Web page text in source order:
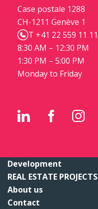
Case postale 1288
CH-1211 Genève 1
T +41 22 559 11 11
8:30 AM – 12:30 PM
1:30 PM – 5:00 PM
Monday to Friday
Development
REAL ESTATE PROJECTS
About us
Contact